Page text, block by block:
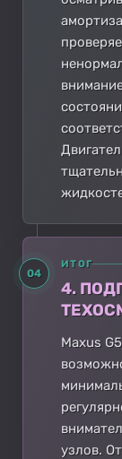
04
ИТОГ
4.
Maxus
узлов.